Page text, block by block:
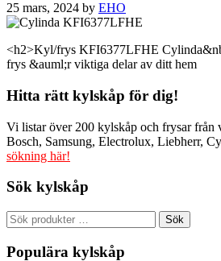
25 mars, 2024 by EHO
<h2>Kyl/frys KFI6377LFHE
frys &auml;r viktiga delar av ditt hem
Hitta rätt kylskåp för dig!
Vi listar över 200 kylskåp och frysar från
Bosch, Samsung, Electrolux, Liebherr,
sökning här!
Sök kylskåp
Sök
efter:
Sök
Populära kylskåp